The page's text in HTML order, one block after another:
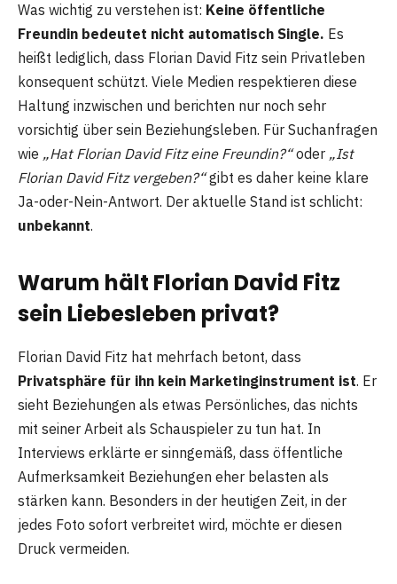
Was wichtig zu verstehen ist: Keine öffentliche
Freundin bedeutet nicht automatisch Single. Es
heißt lediglich, dass Florian David Fitz sein Privatleben
konsequent schützt. Viele Medien respektieren diese
Haltung inzwischen und berichten nur noch sehr
vorsichtig über sein Beziehungsleben. Für Suchanfragen
wie „Hat Florian David Fitz eine Freundin?“oder „Ist
Florian David Fitz vergeben?“gibt es daher keine klare
Ja-oder-Nein-Antwort. Der aktuelle Stand ist schlicht:
unbekannt.
Warum hält Florian David Fitz
sein Liebesleben privat?
Florian David Fitz hat mehrfach betont, dass
Privatsphäre für ihn kein Marketinginstrument ist. Er
sieht Beziehungen als etwas Persönliches, das nichts
mit seiner Arbeit als Schauspieler zu tun hat. In
Interviews erklärte er sinngemäß, dass öffentliche
Aufmerksamkeit Beziehungen eher belasten als
stärken kann. Besonders in der heutigen Zeit, in der
jedes Foto sofort verbreitet wird, möchte er diesen
Druck vermeiden.